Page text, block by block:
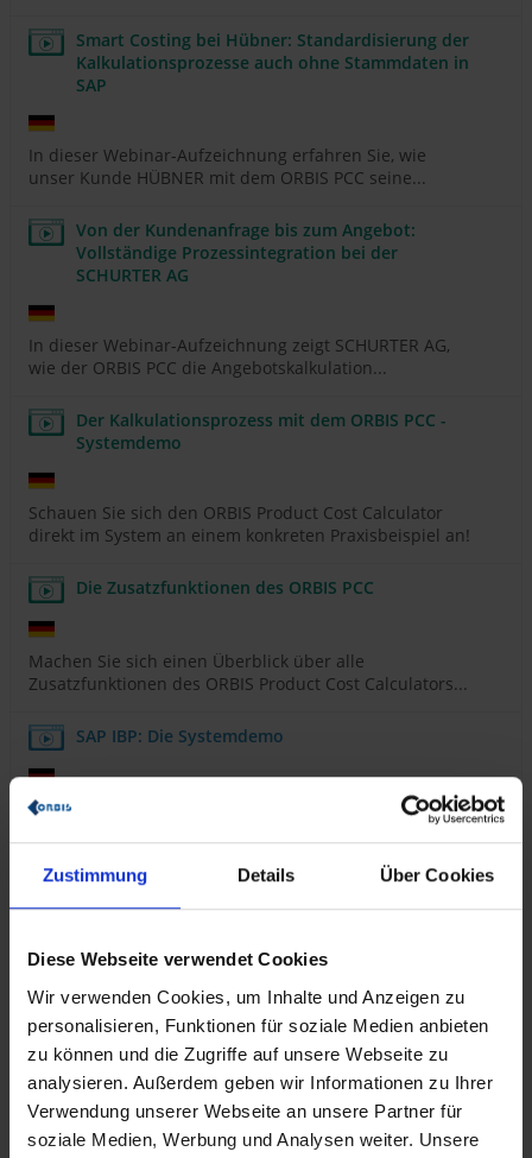
Zustimmung Details Über Cookies
Diese Webseite verwendet Cookies
Wir verwenden Cookies, um Inhalte und Anzeigen zu
personalisieren, Funktionen für soziale Medien anbieten
zu können und die Zugriffe auf unsere Webseite zu
analysieren. Außerdem geben wir Informationen zu Ihrer
Verwendung unserer Webseite an unsere Partner für
soziale Medien, Werbung und Analysen weiter. Unsere
Smart Costing bei Hübner: Standardisierung der
Kalkulationsprozesse auch ohne Stammdaten in
SAP
In dieser Webinar-Aufzeichnung erfahren Sie, wie
unser Kunde HÜBNER mit dem ORBIS PCC seine...
Von der Kundenanfrage bis zum Angebot:
Vollständige Prozessintegration bei der
SCHURTER AG
In dieser Webinar-Aufzeichnung zeigt SCHURTER AG,
wie der ORBIS PCC die Angebotskalkulation...
Der Kalkulationsprozess mit dem ORBIS PCC -
Systemdemo
Schauen Sie sich den ORBIS Product Cost Calculator
direkt im System an einem konkreten Praxisbeispiel an!
Die Zusatzfunktionen des ORBIS PCC
Machen Sie sich einen Überblick über alle
Zusatzfunktionen des ORBIS Product Cost Calculators...
SAP IBP: Die Systemdemo
In dieser Webinar-Aufzeichnung lernen Sie die
Oberfläche und wichtigsten Funktionalitäten von SAP...
Maximieren Sie die Effizienz Ihrer
Produktionsprozesse mit ORBIS MES
digital und in Echtzeit kontrollieren können und ihre...
Alltagsprozesse neu gedacht – So gelingt die
Digitalisierung in der Energiebranche mit Power
Platform